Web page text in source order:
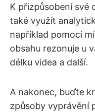
K přizpůsobení své
také využít
například pomocí
obsahu rezonuje u
délku videa a další.
A nakonec, buďte
způsoby vyprávění